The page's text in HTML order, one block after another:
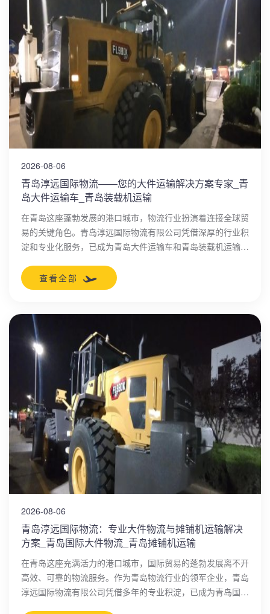
2026-08-06
青岛淳远国际物流——您的大件运输解决方案专家_青
岛大件运输车_青岛装载机运输
在青岛这座蓬勃发展的港口城市，物流行业扮演着连接全球贸
易的关键角色。青岛淳远国际物流有限公司凭借深厚的行业积
淀和专业化服务，已成为青岛大件运输车和青岛装载机运输领
查看全部
2026-08-06
青岛淳远国际物流：专业大件物流与摊铺机运输解决
方案_青岛国际大件物流_青岛摊铺机运输
在青岛这座充满活力的港口城市，国际贸易的蓬勃发展离不开
高效、可靠的物流服务。作为青岛物流行业的领军企业，青岛
淳远国际物流有限公司凭借多年的专业积淀，已成为青岛国际